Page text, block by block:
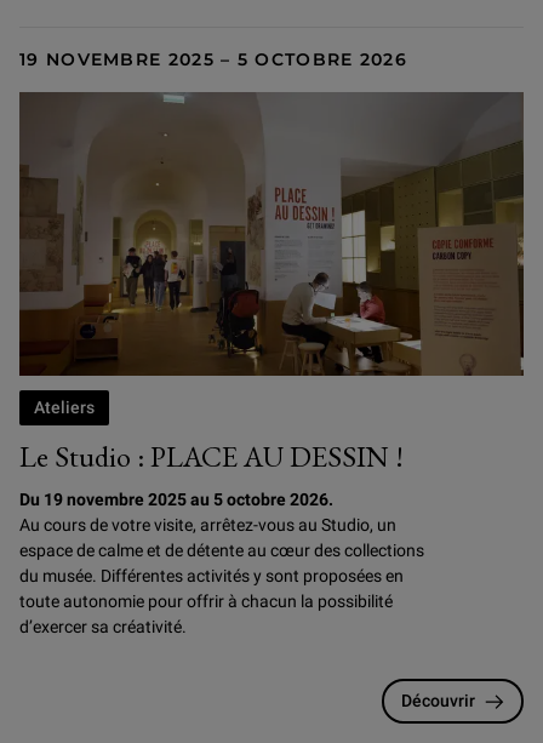
19 NOVEMBRE 2025 – 5 OCTOBRE 2026
Le Studio : PLACE AU DESSIN !
Ateliers
Du 19 novembre 2025 au 5 octobre 2026.
Au cours de votre visite, arrêtez-vous au Studio, un
espace de calme et de détente au cœur des collections
du musée. Différentes activités y sont proposées en
toute autonomie pour offrir à chacun la possibilité
d’exercer sa créativité.
Découvrir